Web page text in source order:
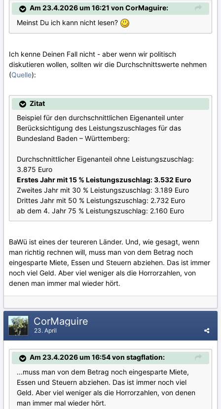
Am 23.4.2026 um 16:21 von CorMaguire:
Meinst Du ich kann nicht lesen?
Ich kenne Deinen Fall nicht - aber wenn wir politisch
diskutieren wollen, sollten wir die Durchschnittswerte nehmen
(Quelle):
Zitat
Beispiel für den durchschnittlichen Eigenanteil unter
Berücksichtigung des Leistungszuschlages für das
Bundesland Baden – Württemberg:
Durchschnittlicher Eigenanteil ohne Leistungszuschlag:
3.875 Euro
Erstes Jahr mit 15 % Leistungszuschlag: 3.532 Euro
Zweites Jahr mit 30 % Leistungszuschlag: 3.189 Euro
Drittes Jahr mit 50 % Leistungszuschlag: 2.732 Euro
ab dem 4. Jahr 75 % Leistungszuschlag: 2.160 Euro
BaWü ist eines der teureren Länder. Und, wie gesagt, wenn
man richtig rechnen will, muss man von dem Betrag noch
eingesparte Miete, Essen und Steuern abziehen. Das ist immer
noch viel Geld. Aber viel weniger als die Horrorzahlen, von
denen man immer mal wieder hört.
CorMaguire
23. April
Am 23.4.2026 um 16:54 von stagflation:
...muss man von dem Betrag noch eingesparte Miete,
Essen und Steuern abziehen. Das ist immer noch viel
Geld. Aber viel weniger als die Horrorzahlen, von denen
man immer mal wieder hört.